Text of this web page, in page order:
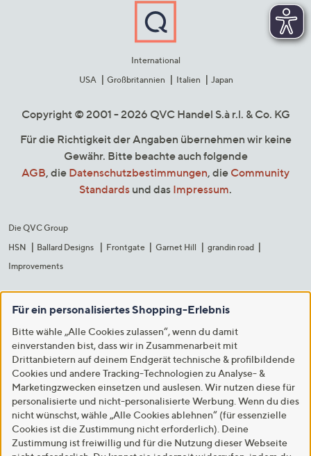
International
USA
Großbritannien Italien Japan
Copyright © 2001 - 2026 QVC Handel S.à r.l. & Co. KG
Für die Richtigkeit der Angaben übernehmen wir keine
Gewähr. Bitte beachte auch folgende
AGB, die Datenschutzbestimmungen, die Community
Standards und das Impressum.
Die QVC Group
HSN
Ballard Designs Frontgate Garnet Hill
grandin road
Improvements
Für ein personalisiertes Shopping-Erlebnis
Bitte wähle „Alle Cookies zulassen“, wenn du damit
einverstanden bist, dass wir in Zusammenarbeit mit
Drittanbietern auf deinem Endgerät technische & profilbildende
Cookies und andere Tracking-Technologien zu Analyse- &
Marketingzwecken einsetzen und auslesen. Wir nutzen diese für
personalisierte und nicht-personalisierte Werbung. Wenn du dies
nicht wünschst, wähle „Alle Cookies ablehnen“ (für essenzielle
Cookies ist die Zustimmung nicht erforderlich). Deine
Zustimmung ist freiwillig und für die Nutzung dieser Webseite